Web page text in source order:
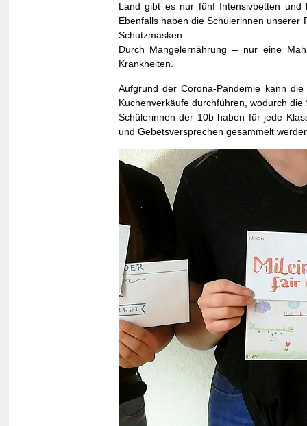
Land gibt es nur fünf Intensivbetten und
Ebenfalls haben die Schülerinnen
Schutzmasken.
Durch Mangelernährung – nur eine
Krankheiten.
Aufgrund der Corona-Pandemie kann
Kuchenverkäufe durchführen, wodurch
Schülerinnen der 10b haben für jede
und Gebetsversprechen gesammelt